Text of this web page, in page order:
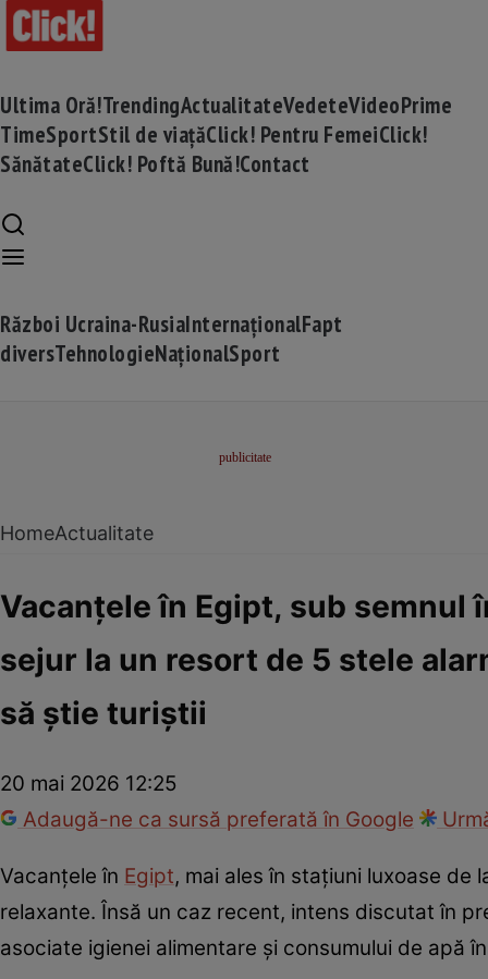
Ultima Oră!TrendingActualitateVedeteVideoPrime
TimeSportStil de viațăClick! Pentru FemeiClick!
SănătateClick! Poftă Bună!Contact
Război Ucraina-RusiaInternaționalFapt
diversTehnologieNaționalSport
HomeActualitate
Vacanțele în Egipt, sub semnul
sejur la un resort de 5 stele
să știe turiștii
20 mai 2026 12:25
Adaugă-ne ca sursă preferată în Google
Vacanțele în Egipt, mai ales în stațiuni luxoase de
relaxante. Însă un caz recent, intens discutat în
asociate igienei alimentare și consumului de apă